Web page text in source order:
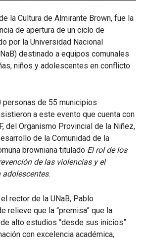
la Cultura de Almirante Brown, fue la
de apertura de un ciclo de
por la Universidad Nacional
destinado a equipos comunales
niños y adolescentes en conflicto
personas de 55 municipios
a este evento que cuenta con
del Organismo Provincial de la Niñez,
de la Comunidad de la
browniana titulado El rol de los
de las violencias y el
.
rector de la UNaB, Pablo
relieve que la “premisa” que la
alto estudios “desde sus inicios”:
con excelencia académica,